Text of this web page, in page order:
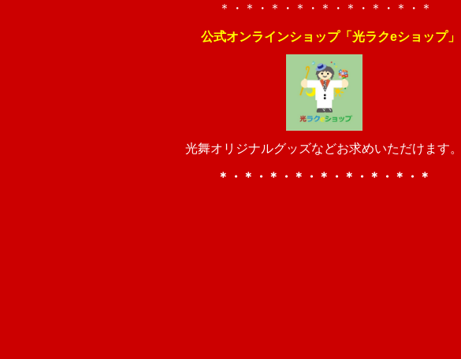
＊・＊・＊・＊・＊・＊・＊・＊・＊
公式オンラインショップ「光ラクeショップ」
光舞オリジナルグッズなどお求めいただけます。
＊・＊・＊・＊・＊・＊・＊・＊・＊